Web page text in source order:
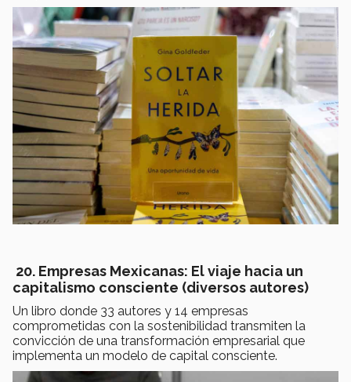
20. Empresas Mexicanas: El viaje hacia un
capitalismo consciente (diversos autores)
Un libro donde 33 autores y 14 empresas
comprometidas con la sostenibilidad transmiten la
convicción de una transformación empresarial que
implementa un modelo de capital consciente.